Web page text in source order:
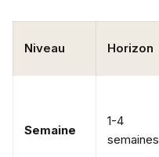
Niveau Horizon
Semaine
1-4
semaines